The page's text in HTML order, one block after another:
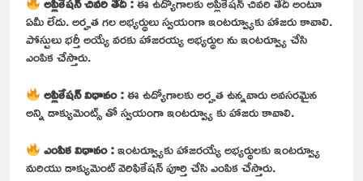
ఏమీ లేదు. అర్హత గల అభ్యర్థులు స్వయంగా ఇంటర్వ్యూకు హాజరు కావాలి.
పోస్టులు భర్తీ అయ్యే వరకు హాజరయ్య అభ్యర్థుల ను ఇంటర్వ్యూ చేసి
ఎంపిక చేస్తారు.
అప్లికేషన్ విధానం :ఈ ఉద్యోగాలకు అర్హత ఉన్నవారు అవసరమైన
అన్ని డాక్యుమెంట్స్ తో స్వయంగా ఇంటర్వ్యూ కు హాజరు కావాలి.
ఎంపిక విధానం :ఇంటర్వ్యూకు హాజరయ్యే అభ్యర్థులకు ఇంటర్వ్యూ
మరియు డాక్యుమెంట్ వెరిఫికేషన్ పూర్తి చేసి ఎంపిక చేస్తారు.